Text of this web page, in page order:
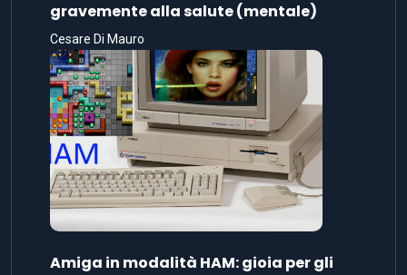
gravemente alla salute (mentale)
Cesare Di Mauro
Amiga in modalità HAM: gioia per gli